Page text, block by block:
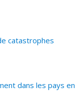
catastrophes
dans les pays en